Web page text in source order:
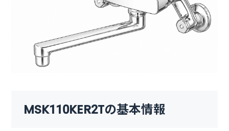
MSK110KER2Tの基本情報